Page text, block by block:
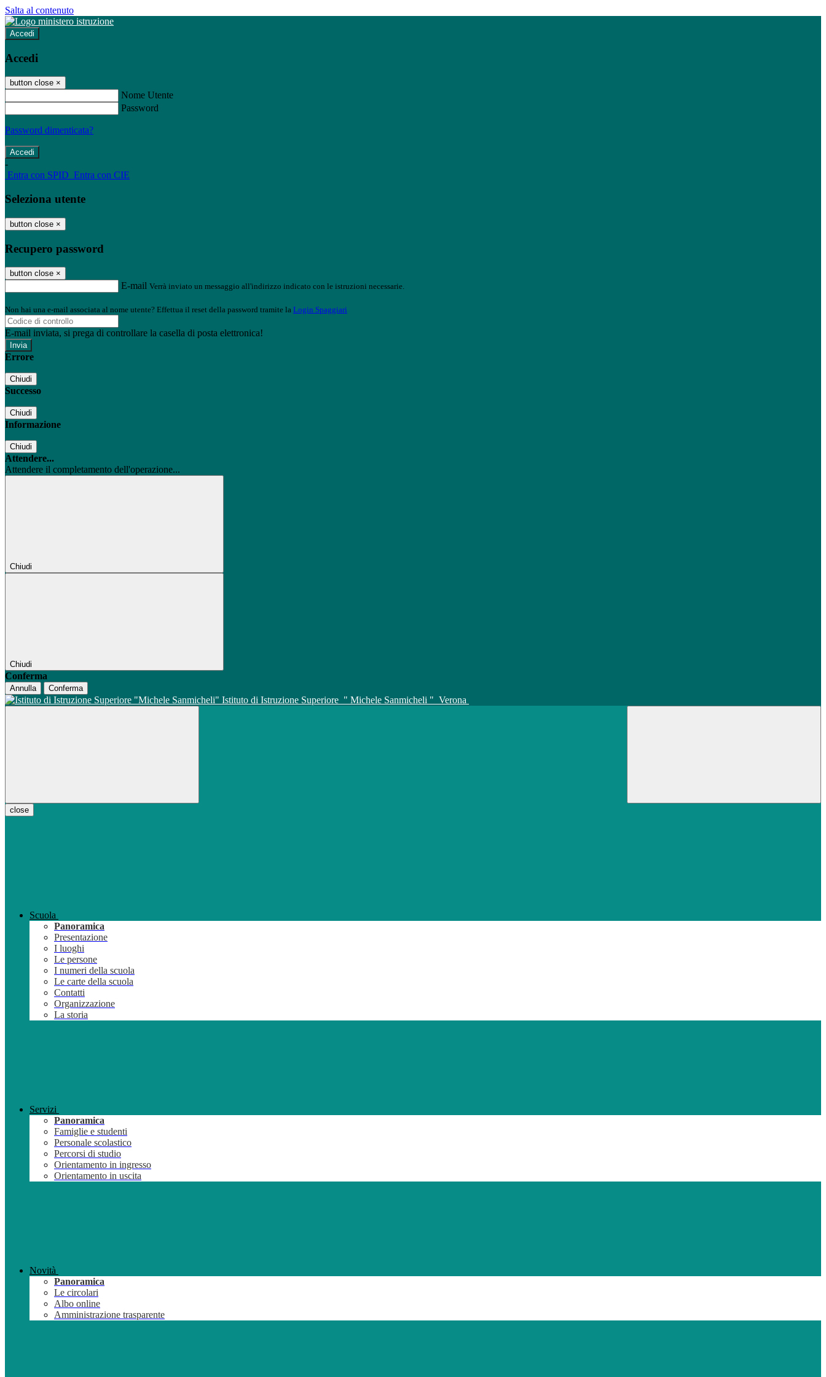
Salta al contenuto
Accedi
Accedi
button close ×
Nome Utente
Password
Password dimenticata?
-
Entra con SPID Entra con CIE
Seleziona utente
button close ×
Recupero password
button close ×
E-mail Verrà inviato un messaggio all'indirizzo indicato con le istruzioni necessarie.
Non hai una e-mail associata al nome utente? Effettua il reset della password tramite la Login Spaggiari
E-mail inviata, si prega di controllare la casella di posta elettronica!
Errore
Chiudi
Successo
Chiudi
Informazione
Chiudi
Attendere...
Attendere il completamento dell'operazione...
Chiudi
Chiudi
Conferma
Annulla Conferma
Istituto di Istruzione Superiore " Michele Sanmicheli " Verona
close
Scuola
Panoramica
Presentazione
I luoghi
Le persone
I numeri della scuola
Le carte della scuola
Contatti
Organizzazione
La storia
Servizi
Panoramica
Famiglie e studenti
Personale scolastico
Percorsi di studio
Orientamento in ingresso
Orientamento in uscita
Novità
Panoramica
Le circolari
Albo online
Amministrazione trasparente